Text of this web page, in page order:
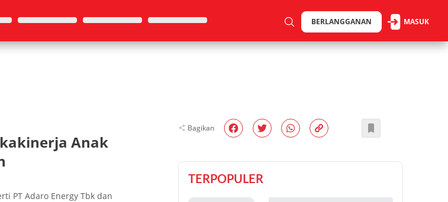
BERLANGGANAN MASUK
Anak
PT Adaro Energy Tbk dan
Bagikan
TERPOPULER